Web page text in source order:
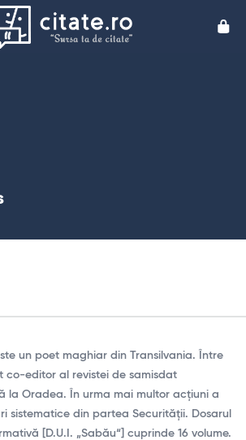
un poet maghiar din Transilvania. Între
co-editor al revistei de samisdat
la Oradea. În urma mai multor acțiuni a
sistematice din partea Securității. Dosarul
[D.U.I. „Sabău“] cuprinde 16 volume.